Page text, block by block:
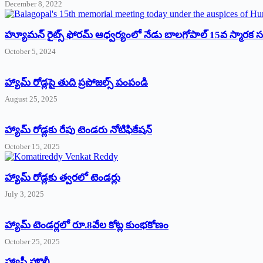
December 8, 2022
హ్యూమన్‌ రైట్స్‌ ఫోరమ్‌ ఆధ్వర్యంలో నేడు బాలగోపాల్‌ 15వ స్మారక
October 5, 2024
హ్యామ్‌ రోడ్లపై తుది ప్రపోజల్స్‌ పంపండి
August 25, 2025
హ్యామ్‌ రోడ్లకు రేపు టెండరు నోటిఫికేషన్‌
October 15, 2025
హ్యామ్‌ రోడ్లకు త్వరలో టెండర్లు
July 3, 2025
హ్యామ్‌ ‌టెండర్లలో రూ.8వేల కోట్ల కుంభకోణం
October 25, 2025